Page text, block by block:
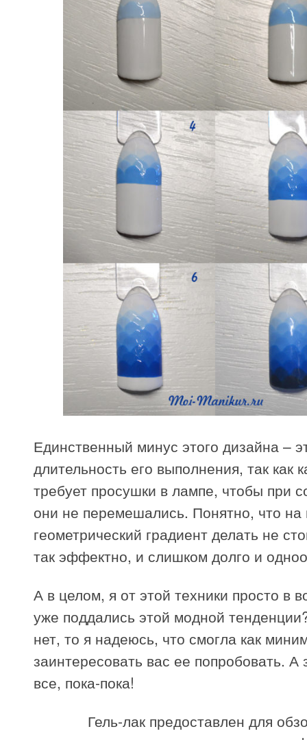
Единственный минус этого дизайна –
длительность его выполнения, так как
требует просушки в лампе, чтобы при
они не перемешались. Понятно, что на
геометрический градиент делать не
так эффектно, и слишком долго и
А в целом, я от этой техники просто в
уже поддались этой модной
нет, то я надеюсь, что смогла как
заинтересовать вас ее попробовать. А
все, пока-пока!
Гель-лак предоставлен для